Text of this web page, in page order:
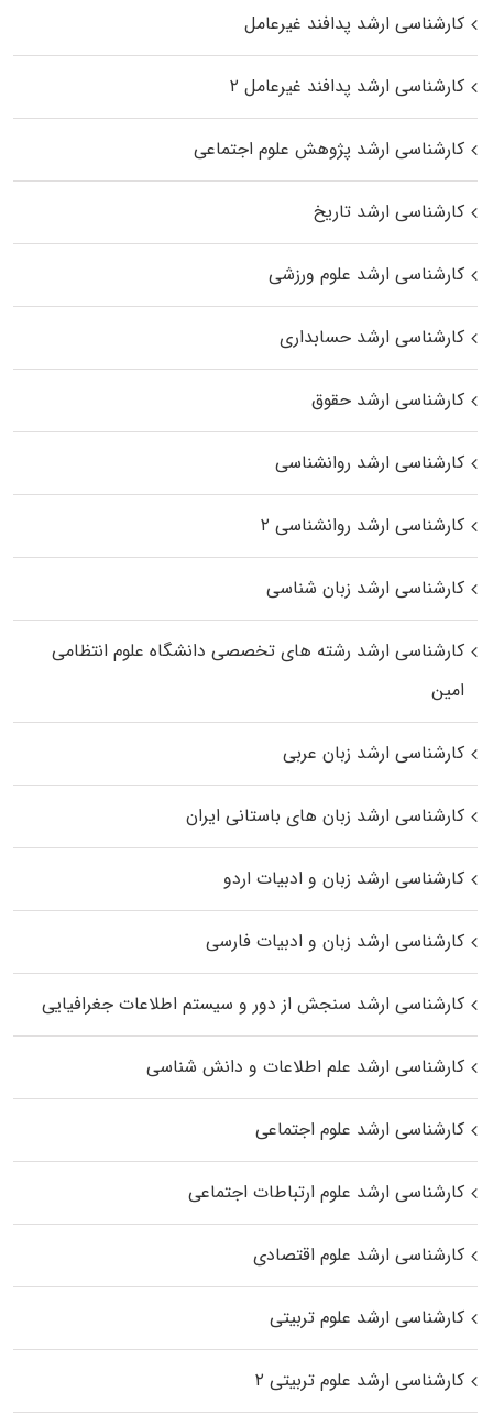
کارشناسی ارشد پدافند غیرعامل
کارشناسی ارشد پدافند غیرعامل ۲
کارشناسی ارشد پژوهش علوم اجتماعی
کارشناسی ارشد تاریخ
کارشناسی ارشد علوم ورزشی
کارشناسی ارشد حسابداری
کارشناسی ارشد حقوق
کارشناسی ارشد روانشناسی
کارشناسی ارشد روانشناسی ۲
کارشناسی ارشد زبان شناسی
کارشناسی ارشد رﺷﺘﻪ ﻫﺎی تخصصی داﻧﺸﮕﺎه ﻋﻠﻮم انتظامی
اﻣﻴﻦ
کارشناسی ارشد زبان عربی
کارشناسی ارشد زبان‌ های باستانی ایران
کارشناسی ارشد زبان و ادبیات اردو
کارشناسی ارشد زبان و ادبیات فارسی
کارشناسی ارشد سنجش از دور و سیستم اطلاعات جغرافیایی
کارشناسی ارشد علم اطلاعات و دانش شناسی
کارشناسی ارشد علوم اجتماعی
کارشناسی ارشد علوم ارتباطات اجتماعی
کارشناسی ارشد علوم اقتصادی
کارشناسی ارشد علوم تربیتی
کارشناسی ارشد علوم تربیتی ۲